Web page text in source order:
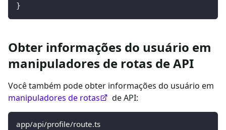
}
Obter informações do usuário em
manipuladores de rotas de API
Você também pode obter informações do usuário em
manipuladores de rotas
de API:
app/api/profile/route.ts